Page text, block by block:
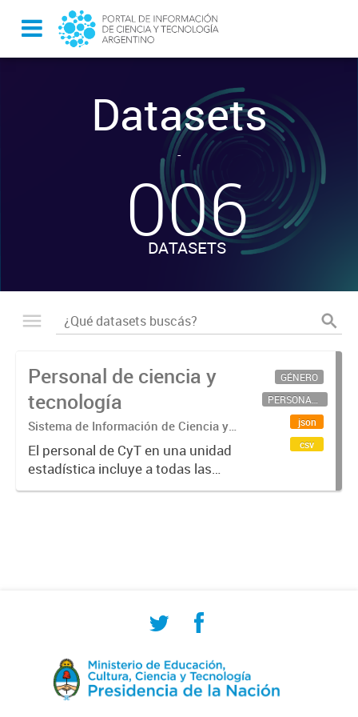
Datasets
-
006
DATASETS
Personal de ciencia y
tecnología
Sistema de Información de Ciencia y
Tecnología Argentino (SICYTAR)
El personal de CyT en una unidad
estadística incluye a todas las
personas involucradas
GÉNERO
PERSONAL CIENTÍFICO-TECNOLÓGICO
json
csv